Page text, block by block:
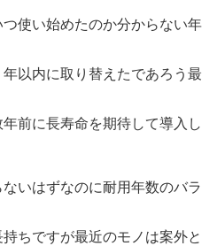
使い始めたのか分からない年
以内に取り替えたであろう最
前に長寿命を期待して導入し
いはずなのに耐用年数のバラ
ちですが最近のモノは案外と